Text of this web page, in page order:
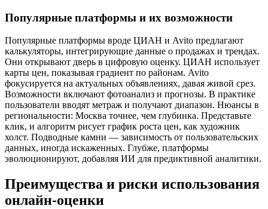
Популярные платформы и их возможности
Популярные платформы вроде ЦИАН и Avito предлагают
калькуляторы, интегрирующие данные о продажах и трендах.
Они открывают дверь в цифровую оценку. ЦИАН использует
карты цен, показывая градиент по районам. Avito
фокусируется на актуальных объявлениях, давая живой срез.
Возможности включают фотоанализ и прогнозы. В практике
пользователи вводят метраж и получают диапазон. Нюансы в
региональности: Москва точнее, чем глубинка. Представьте
клик, и алгоритм рисует график роста цен, как художник
холст. Подводные камни — зависимость от пользовательских
данных, иногда искаженных. Глубже, платформы
эволюционируют, добавляя ИИ для предиктивной аналитики.
Преимущества и риски использования
онлайн-оценки